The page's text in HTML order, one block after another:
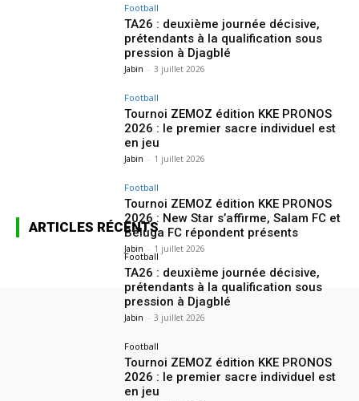
Football
TA26 : deuxième journée décisive,
prétendants à la qualification sous
pression à Djagblé
Jabin - 3 juillet 2026
Football
Tournoi ZEMOZ édition KKE PRONOS
2026 : le premier sacre individuel est
en jeu
Jabin - 1 juillet 2026
Football
Tournoi ZEMOZ édition KKE PRONOS
2026 : New Star s’affirme, Salam FC et
Béluga FC répondent présents
Jabin - 1 juillet 2026
ARTICLES RÉCENTS
Football
TA26 : deuxième journée décisive,
prétendants à la qualification sous
pression à Djagblé
Jabin - 3 juillet 2026
Football
Tournoi ZEMOZ édition KKE PRONOS
2026 : le premier sacre individuel est
en jeu